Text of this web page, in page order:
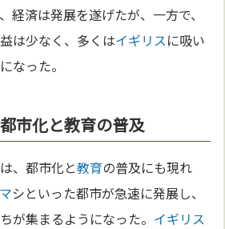
経済は発展を遂げたが、一方で、
は少なく、多くはイギリスに吸い
なった。
市化と教育の普及
、都市化と教育の普及にも現れ
シといった都市が急速に発展し、
が集まるようになった。 イギリス